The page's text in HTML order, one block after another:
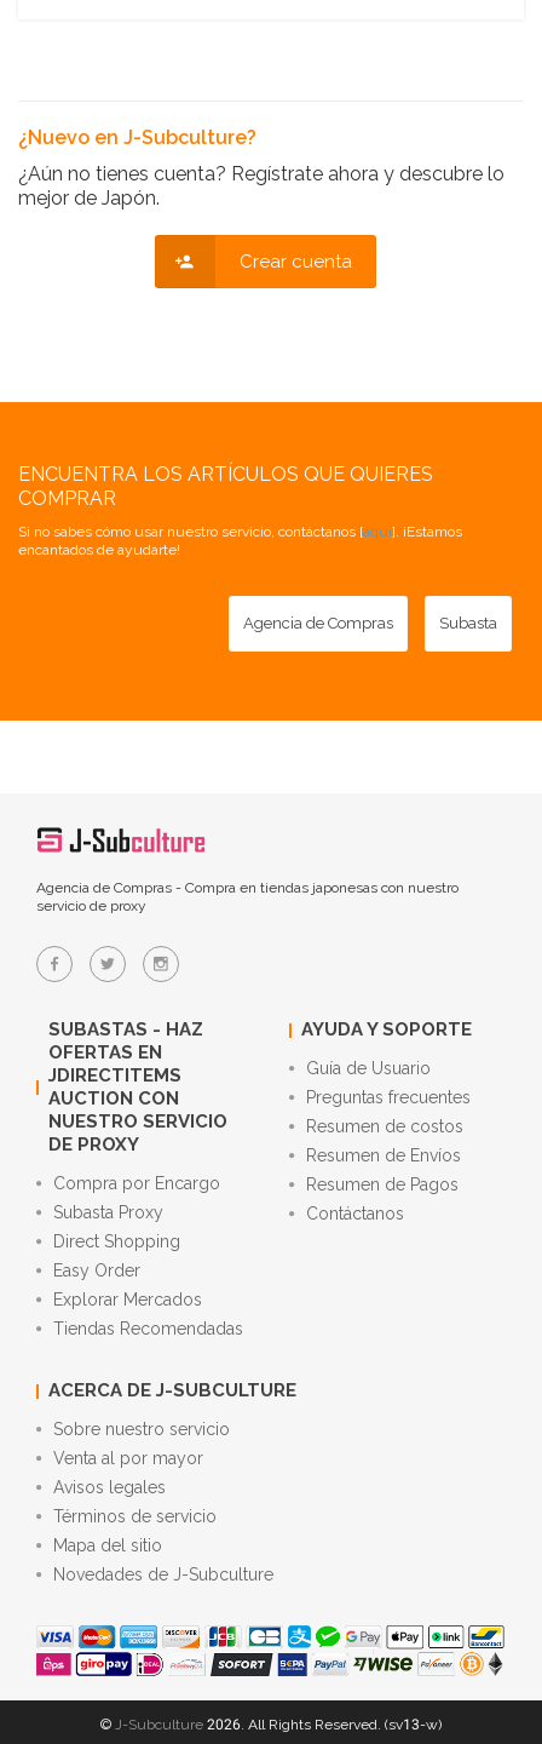
¿Nuevo en J-Subculture?
¿Aún no tienes cuenta? Regístrate ahora y descubre lo
mejor de Japón.
Crear cuenta
ENCUENTRA LOS ARTÍCULOS QUE QUIERES
COMPRAR
Si no sabes cómo usar nuestro servicio, contáctanos [aquí]. ¡Estamos
encantados de ayudarte!
Agencia de Compras Subasta
Agencia de Compras - Compra en tiendas japonesas con nuestro
servicio de proxy
SUBASTAS - HAZ
OFERTAS EN
JDIRECTITEMS
AUCTION CON
NUESTRO SERVICIO
DE PROXY
Compra por Encargo
Subasta Proxy
Direct Shopping
Easy Order
Explorar Mercados
Tiendas Recomendadas
AYUDA Y SOPORTE
Guía de Usuario
Preguntas frecuentes
Resumen de costos
Resumen de Envíos
Resumen de Pagos
Contáctanos
ACERCA DE J-SUBCULTURE
Sobre nuestro servicio
Venta al por mayor
Avisos legales
Términos de servicio
Mapa del sitio
Novedades de J-Subculture
© J-Subculture 2026. All Rights Reserved. (sv13-w)